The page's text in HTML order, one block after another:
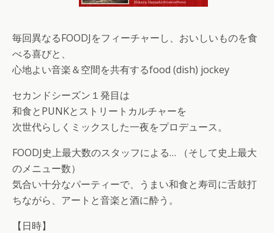
毎回異なるFOODJをフィーチャーし、おいしいものを食
べる喜びと、
心地よい音楽＆空間を共有するfood (dish) jockey
セカンドシーズン１発目は
和食とPUNKとストリートカルチャーを
次世代らしくミックスした一夜をプロデュース。
FOODJ史上最大数のスタッフによる… （そして史上最大
のメニュー数）
気合い十分なパーティーで、うまい和食と寿司に舌鼓打
ちながら、アートと音楽と酒に酔う。
【日時】